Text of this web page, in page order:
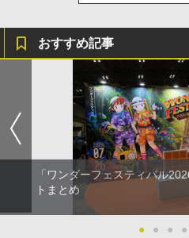
おすすめ記事
「ワンダーフェスティバル
トまとめ
● ● ● ●